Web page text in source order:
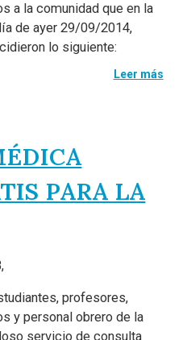
a la comunidad que en la
de ayer 29/09/2014,
lo siguiente:
Leer más
PARA LA
profesores,
y personal obrero de la
servicio de consulta